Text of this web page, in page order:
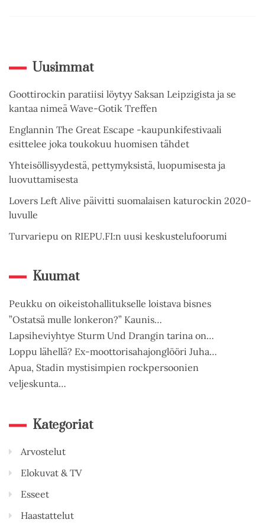
Uusimmat
Goottirockin paratiisi löytyy Saksan Leipzigista ja se
kantaa nimeä Wave-Gotik Treffen
Englannin The Great Escape -kaupunkifestivaali
esittelee joka toukokuu huomisen tähdet
Yhteisöllisyydestä, pettymyksistä, luopumisesta ja
luovuttamisesta
Lovers Left Alive päivitti suomalaisen katurockin 2020-
luvulle
Turvariepu on RIEPU.FI:n uusi keskustelufoorumi
Kuumat
Peukku on oikeistohallitukselle loistava bisnes
”Ostatsä mulle lonkeron?” Kaunis…
Lapsiheviyhtye Sturm Und Drangin tarina on…
Loppu lähellä? Ex-moottorisahajonglööri Juha…
Apua, Stadin mystisimpien rockpersoonien
veljeskunta…
Kategoriat
Arvostelut
Elokuvat & TV
Esseet
Haastattelut